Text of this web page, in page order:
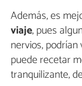
Además, es
viaje, pues
nervios,
puede recetar
tranquilizante,